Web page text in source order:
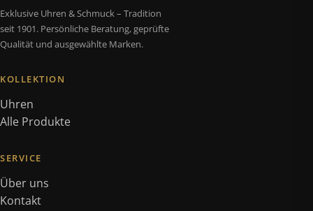
Exklusive Uhren & Schmuck – Tradition
seit 1901. Persönliche Beratung, geprüfte
Qualität und ausgewählte Marken.
KOLLEKTION
Uhren
Alle Produkte
SERVICE
Über uns
Kontakt